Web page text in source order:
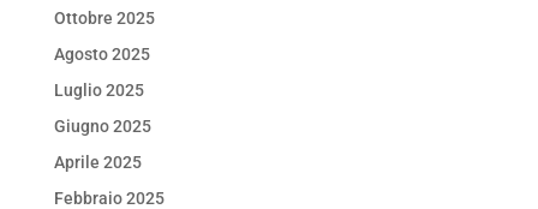
Ottobre 2025
Agosto 2025
Luglio 2025
Giugno 2025
Aprile 2025
Febbraio 2025